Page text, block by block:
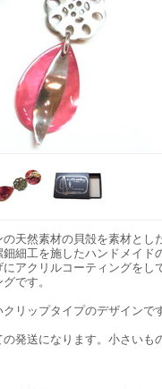
天然素材の貝殻を素材とし
細工を施したハンドメイド
アクリルコーティングをし
です。
リップタイプのデザインで
発送になります。小さいも